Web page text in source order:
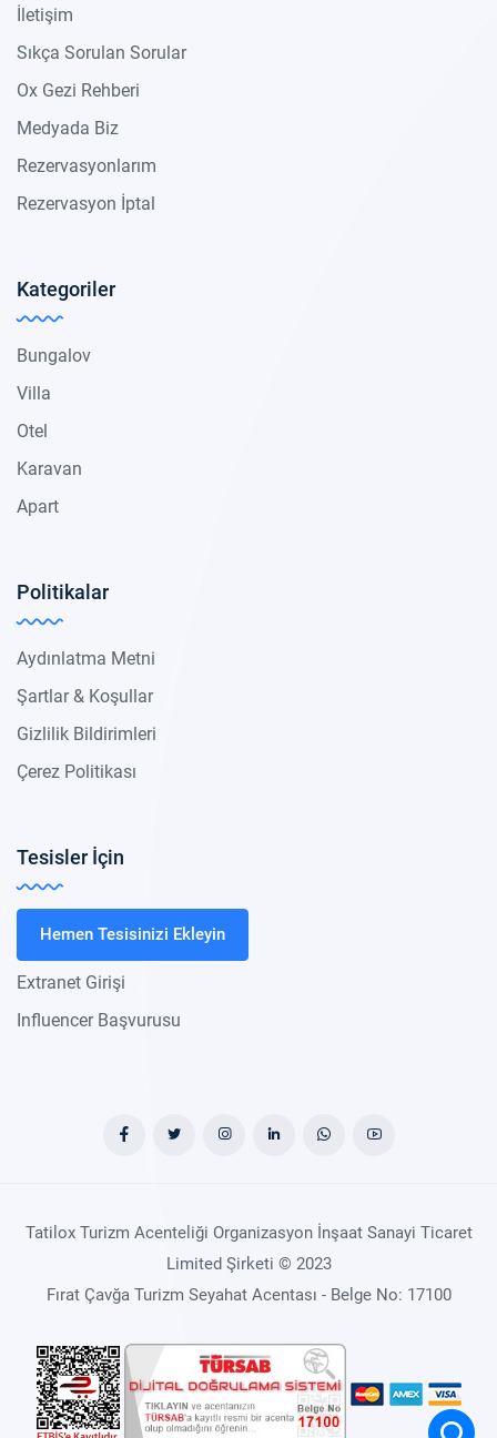
İletişim
Sıkça Sorulan Sorular
Ox Gezi Rehberi
Medyada Biz
Rezervasyonlarım
Rezervasyon İptal
Kategoriler
Bungalov
Villa
Otel
Karavan
Apart
Politikalar
Aydınlatma Metni
Şartlar & Koşullar
Gizlilik Bildirimleri
Çerez Politikası
Tesisler İçin
Hemen Tesisinizi Ekleyin
Extranet Girişi
Influencer Başvurusu
Tatilox Turizm Acenteliği Organizasyon İnşaat Sanayi Ticaret
Limited Şirketi © 2023
Fırat Çavğa Turizm Seyahat Acentası - Belge No: 17100